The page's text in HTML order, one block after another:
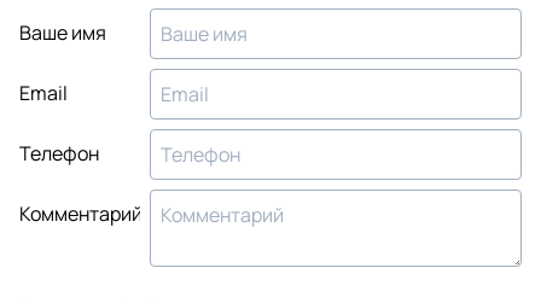
Ваше имя
Email
Телефон
Комментарий